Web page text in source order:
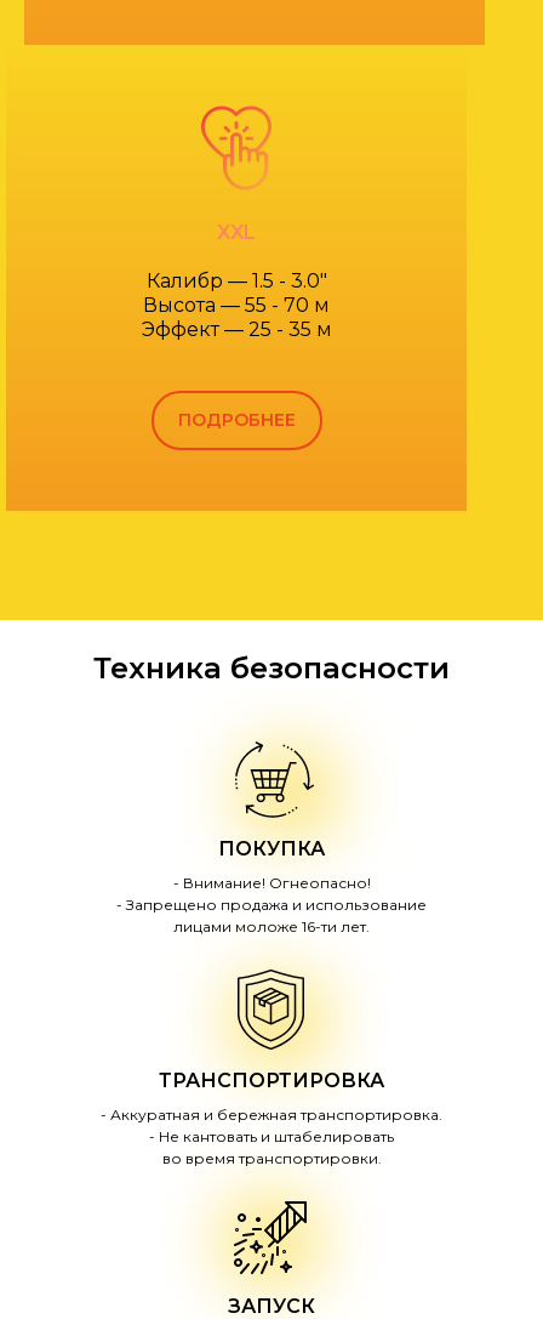
XXL
Калибр — 1.5 - 3.0"
Высота — 55 - 70 м
Эффект — 25 - 35 м
ПОДРОБНЕЕ
ПОКУПКА
- Внимание! Огнеопасно!
- Запрещено продажа и использование
лицами моложе 16-ти лет.
ЗАПУСК
ТРАНСПОРТИРОВКА
- Аккуратная и бережная транспортировка.
- Не кантовать и штабелировать
во время транспортировки.
Техника безопасности